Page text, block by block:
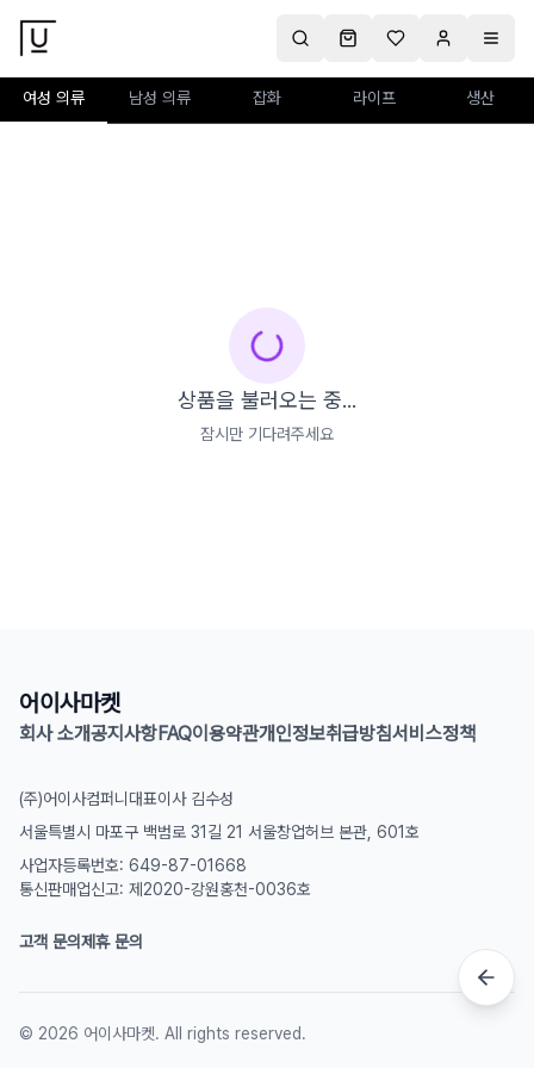
여성 의류 남성 의류 잡화 라이프 생산
상품을 불러오는 중...
잠시만 기다려주세요
어이사마켓
회사 소개공지사항FAQ이용약관개인정보취급방침서비스정책
(주)어이사컴퍼니 대표이사 김수성
서울특별시 마포구 백범로 31길 21 서울창업허브 본관, 601호
사업자등록번호: 649-87-01668
통신판매업신고: 제2020-강원홍천-0036호
고객 문의제휴 문의
© 2026 어이사마켓. All rights reserved.